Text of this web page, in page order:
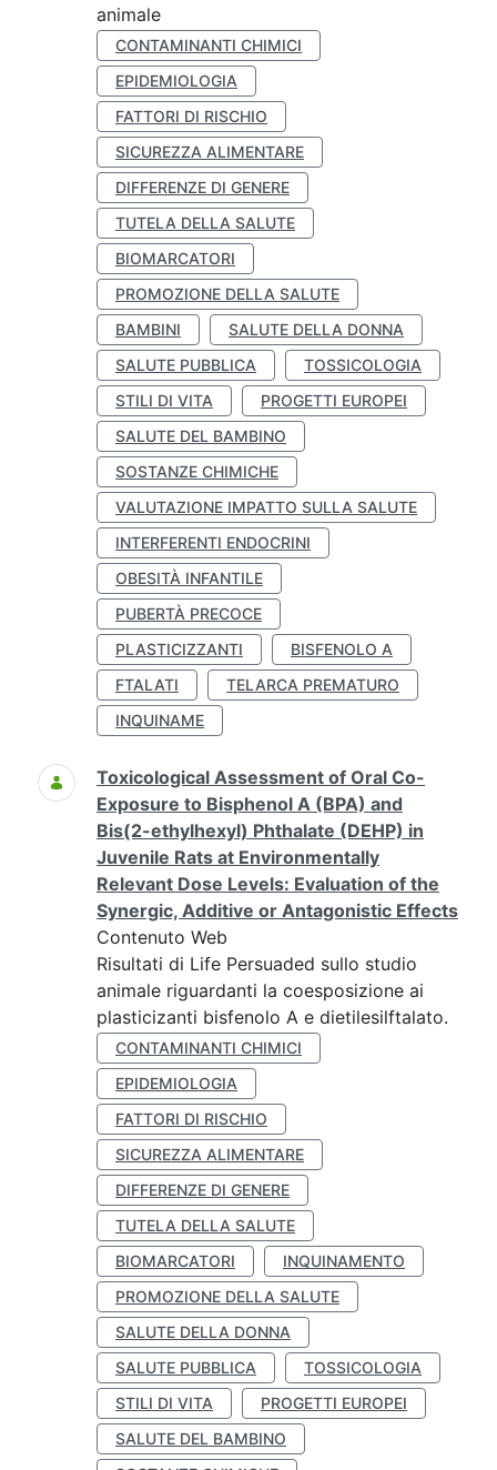
animale
CONTAMINANTI CHIMICI
EPIDEMIOLOGIA
FATTORI DI RISCHIO
SICUREZZA ALIMENTARE
DIFFERENZE DI GENERE
TUTELA DELLA SALUTE
BIOMARCATORI
PROMOZIONE DELLA SALUTE
BAMBINI
SALUTE DELLA DONNA
SALUTE PUBBLICA
TOSSICOLOGIA
STILI DI VITA
PROGETTI EUROPEI
SALUTE DEL BAMBINO
SOSTANZE CHIMICHE
VALUTAZIONE IMPATTO SULLA SALUTE
INTERFERENTI ENDOCRINI
OBESITÀ INFANTILE
PUBERTÀ PRECOCE
PLASTICIZZANTI
BISFENOLO A
FTALATI
TELARCA PREMATURO
INQUINAME
Toxicological Assessment of Oral Co-
Exposure to Bisphenol A (BPA) and
Bis(2-ethylhexyl) Phthalate (DEHP) in
Juvenile Rats at Environmentally
Relevant Dose Levels: Evaluation of the
Synergic, Additive or Antagonistic Effects
Contenuto Web
Risultati di Life Persuaded sullo studio
animale riguardanti la coesposizione ai
plasticizanti bisfenolo A e dietilesilftalato.
CONTAMINANTI CHIMICI
EPIDEMIOLOGIA
FATTORI DI RISCHIO
SICUREZZA ALIMENTARE
DIFFERENZE DI GENERE
TUTELA DELLA SALUTE
BIOMARCATORI
INQUINAMENTO
PROMOZIONE DELLA SALUTE
SALUTE DELLA DONNA
SALUTE PUBBLICA
TOSSICOLOGIA
STILI DI VITA
PROGETTI EUROPEI
SALUTE DEL BAMBINO